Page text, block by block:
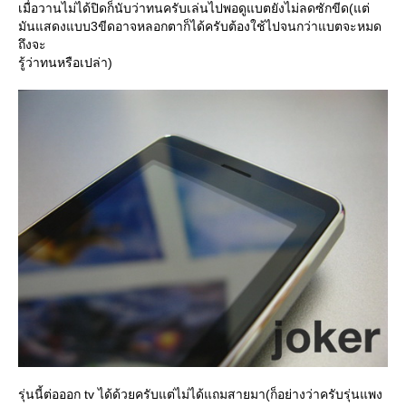
เมื่อวานไม่ได้ปิดก็นับว่าทนครับเล่นไปพอดูแบตยังไม่ลดซักขีด(แต่
มันแสดงแบบ3ขีดอาจหลอกตาก็ได้ครับต้องใช้ไปจนกว่าแบตจะหมด
ถึงจะ
รู้ว่าทนหรือเปล่า)
รุ่นนี้ต่อออก tv ได้ด้วยครับแต่ไม่ได้แถมสายมา(ก็อย่างว่าครับรุ่นแพง